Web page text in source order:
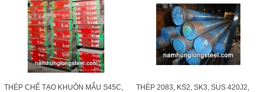
THÉP CHẾ TẠO KHUÔN MẪU S45C,
THÉP 2083, KS2, SK3, SUS 420J2,